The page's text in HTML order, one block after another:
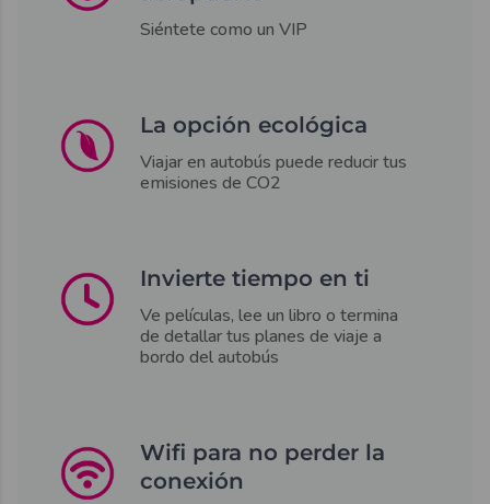
Siéntete como un VIP
La opción ecológica
Viajar en autobús puede reducir tus
emisiones de CO2
Invierte tiempo en ti
Ve películas, lee un libro o termina
de detallar tus planes de viaje a
bordo del autobús
Wifi para no perder la
conexión